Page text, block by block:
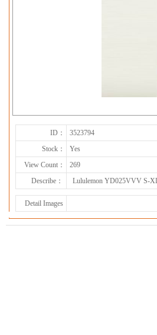
ID： 3523794
Stock：
Yes
View Count：
269
Describe：
Lululemon YD025VVV S-
Detail Images